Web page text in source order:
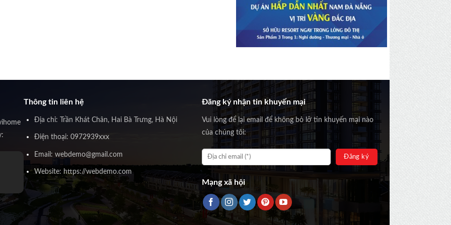
Thông tin liên hệ
Địa chỉ: Trần Khát Chân, Hai Bà Trưng, Hà Nội
Điện thoại: 0972939xxx
Email: webdemo@gmail.com
Website: https://webdemo.com
Đăng ký nhận tin khuyến mại
Vui lòng để lại email để không bỏ lỡ tin khuyến mại nào
của chúng tôi:
Mạng xã hội